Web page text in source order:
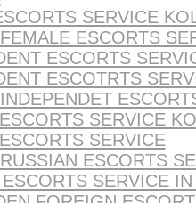
SERVICE
ESCORTS
ESCORTS
ESCOTRTS
SERVICE
SERVICE
ESCORTS
SERVICE